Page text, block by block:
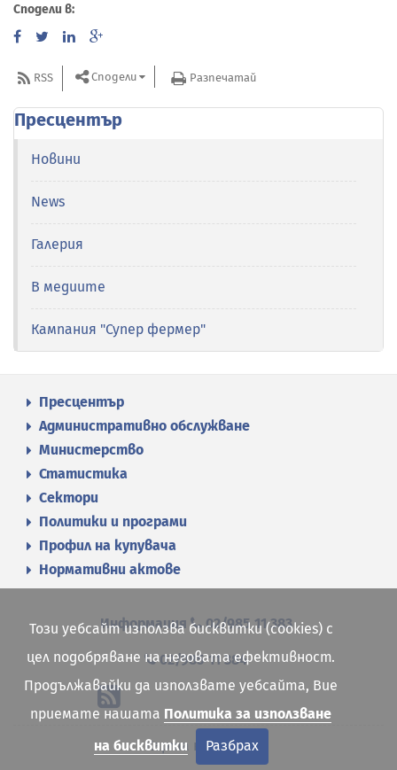
Сподели в:
RSS Сподели Разпечатай
Пресцентър
Новини
News
Галерия
В медиите
Кампания "Супер фермер"
Пресцентър
Административно обслужване
Министерство
Статистика
Сектори
Политики и програми
Профил на купувача
Нормативни актове
Информация 02/985 11 383
02/985 11 384
Карта на сайта
Този уебсайт използва бисквитки (cookies) с
цел подобряване на неговата ефективност.
Продължавайки да използвате уебсайта, Вие
приемате нашата Политика за използване
на бисквитки
Разбрах